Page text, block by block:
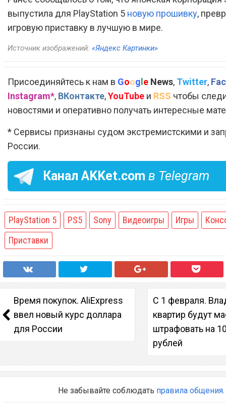
выпустила для PlayStation 5 новую прошивку,
игровую приставку в лучшую в мире.
Источник изображений: «Яндекс Картинки»
Присоединяйтесь к нам в Google News, Twitter,
Instagram*, ВКонтакте,YouTube и RSS чтобы
новостями и оперативно получать интересные
* Сервисы признаны судом экстремистскими и
России.
Канал AKKet.com в Telegram
PlayStation 5 PS5 Sony Видеоигры Игры
Приставки
Время покупок. AliExpress
ввел новый курс доллара
для России
С 1 февраля.
квартир будут
штрафовать на
рублей
Не забывайте соблюдать правила общения.